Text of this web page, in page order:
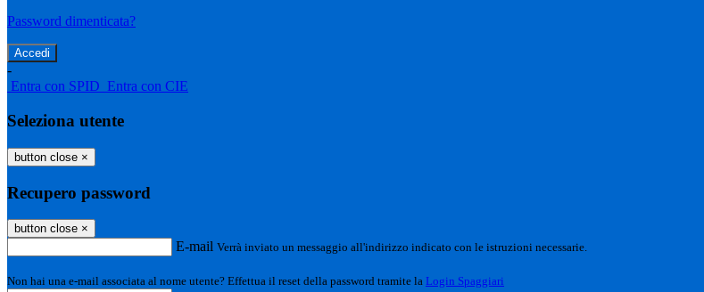
Password dimenticata?
-
Entra con SPID Entra con CIE
Seleziona utente
button close ×
Recupero password
button close ×
E-mail Verrà inviato un messaggio all'indirizzo indicato con le istruzioni necessarie.
Non hai una e-mail associata al nome utente? Effettua il reset della password tramite la Login Spaggiari